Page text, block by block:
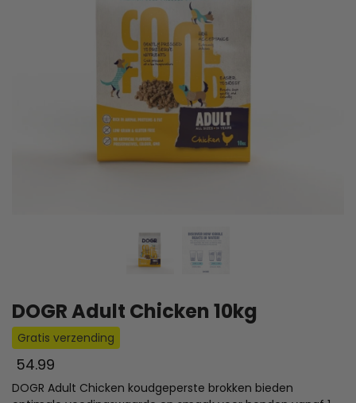
DOGR Adult Chicken 10kg
Gratis verzending
54.99
DOGR Adult Chicken koudgeperste brokken bieden